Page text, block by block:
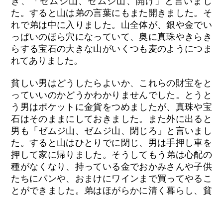
た。すると山は弟の言葉にもまた開きました。そ
れで弟は中に入りました。山全体が、銀や金でい
っぱいのほら穴になっていて、奥に真珠やきらき
らする宝石の大きな山がいくつも麦のようにつま
れてありました。
貧しい男はどうしたらよいか、これらの財宝をと
っていいのかどうかわかりませんでした。とうと
う男はポケットに金貨をつめましたが、真珠や宝
石はそのままにしておきました。また外に出ると
男も「ゼムジ山、ゼムジ山、閉じろ」と言いまし
た。すると山はひとりでに閉じ、男は手押し車を
押して家に帰りました。そうしてもう弟は心配の
種がなくなり、持っている金でおかみさんや子供
たちにパンや、おまけにワインまで買ってやるこ
とができました。弟はほがらかに清く暮らし、貧